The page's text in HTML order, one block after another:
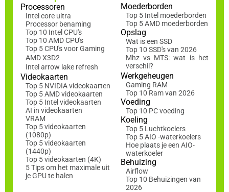
Processoren
Intel core ultra
Processor benaming
Top 10 Intel CPU's
Top 10 AMD CPU's
Top 5 CPU's voor Gaming
AMD X3D2
Intel arrow lake refresh
Videokaarten
Top 5 NVIDIA videokaarten
Top 5 AMD videokaarten
Top 5 Intel videokaarten
AI in videokaarten
VRAM
Top 5 videokaarten
(1080p)
Top 5 videokaarten
(1440p)
Top 5 videokaarten (4K)
5 Tips om het maximale uit
je GPU te halen
Moederborden
Top 5 Intel moederborden
Top 5 AMD moederborden
Opslag
Wat is een SSD
Top 10 SSD's van 2026
Mhz vs MTS: wat is het
verschil?
Werkgeheugen
Gaming RAM
Top 10 Ram van 2026
Voeding
Top 10 PC voeding
Koeling
Top 5 Luchtkoelers
Top 5 AIO -waterkoelers
Hoe plaats je een AIO-
waterkoeler
Behuizing
Airflow
Top 10 Behuizingen van
2026